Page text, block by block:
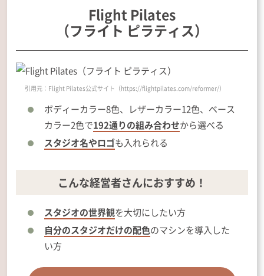
Flight Pilates
（フライト ピラティス）
引用元：Flight Pilates公式サイト（https://flightpilates.com/reformer/）
ボディーカラー8色、レザーカラー12色、ベース
カラー2色で192通りの組み合わせから選べる
スタジオ名やロゴも入れられる
こんな経営者さんにおすすめ！
スタジオの世界観を大切にしたい方
自分のスタジオだけの配色のマシンを導入した
い方